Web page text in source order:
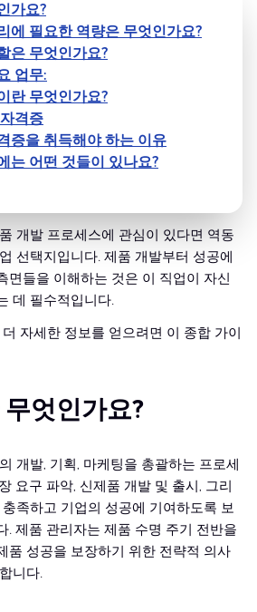
가요?
에 필요한 역량은 무엇인가요?
은 무엇인가요?
업무:
란 무엇인가요?
격증
증을 취득해야 하는 이유
는 어떤 것들이 있나요?
개발 프로세스에 관심이 있다면 역동
선택지입니다. 제품 개발부터 성공에
면들을 이해하는 것은 이 직업이 자신
데 필수적입니다.
자세한 정보를 얻으려면 이 종합 가이
엇인가요?
개발, 기획, 마케팅을 총괄하는 프로세
요구 파악, 신제품 개발 및 출시, 그리
족하고 기업의 성공에 기여하도록 보
. 제품 관리자는 제품 수명 주기 전반을
품 성공을 보장하기 위한 전략적 의사
니다.